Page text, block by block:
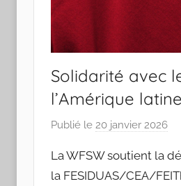
Solidarité avec
l’Amérique latine
Publié le 20 janvier 2026
r
J
La WFSW soutient la
la FESIDUAS/CEA/